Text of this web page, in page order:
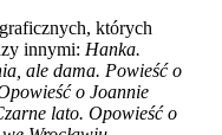
których
innymi: Hanka.
ale dama. Powieść o
o Joannie
lato. Opowieść o